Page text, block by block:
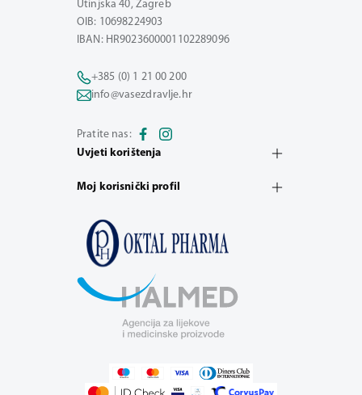
Utinjska 40, Zagreb
OIB: 10698224903
IBAN: HR9023600001102289096
+385 (0) 1 21 00 200
info@vasezdravlje.hr
Pratite nas:
Uvjeti korištenja
Moj korisnički profil